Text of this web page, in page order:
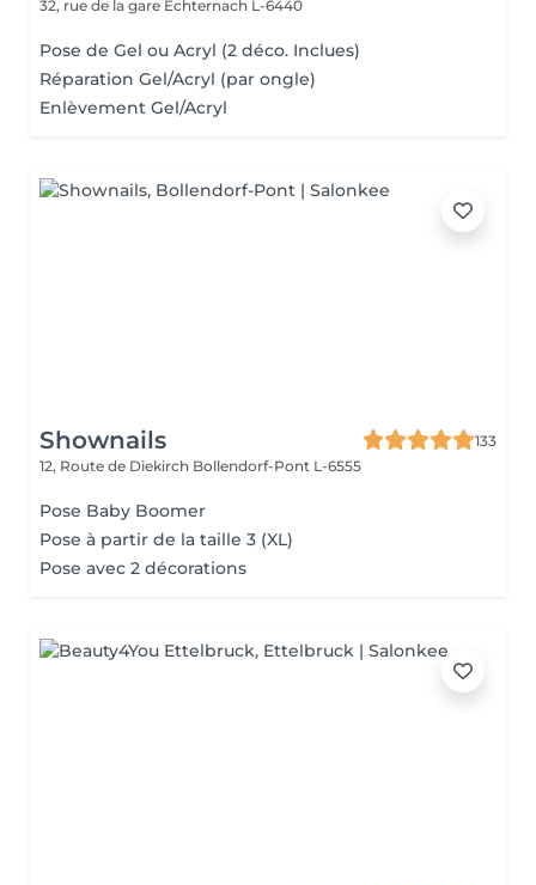
32, rue de la gare Echternach L-6440
Pose de Gel ou Acryl (2 déco. Inclues)
Réparation Gel/Acryl (par ongle)
Enlèvement Gel/Acryl
Shownails
133
12, Route de Diekirch Bollendorf-Pont L-6555
Pose Baby Boomer
Pose à partir de la taille 3 (XL)
Pose avec 2 décorations